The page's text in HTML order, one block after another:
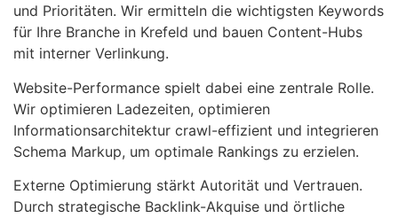
und Prioritäten. Wir ermitteln die wichtigsten Keywords
für Ihre Branche in Krefeld und bauen Content-Hubs
mit interner Verlinkung.
Website-Performance spielt dabei eine zentrale Rolle.
Wir optimieren Ladezeiten, optimieren
Informationsarchitektur crawl-effizient und integrieren
Schema Markup, um optimale Rankings zu erzielen.
Externe Optimierung stärkt Autorität und Vertrauen.
Durch strategische Backlink-Akquise und örtliche